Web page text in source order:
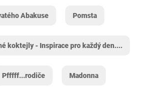
Abakuse Pomsta
koktejly - Inspirace pro každý den....
Pfffff...rodiče Madonna